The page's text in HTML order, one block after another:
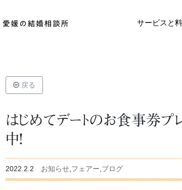
サービスと
戻る
はじめてデートのお食事券プ
中！
2022.2.2 お知らせ フェアー ブログ